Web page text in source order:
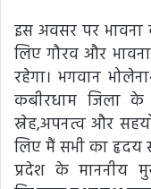
इस अवसर पर
लिए गौरव और
रहेगा। भगवान
कबीरधाम जिला के
स्नेह,अपनत्व और
लिए मैं सभी का हृदय
प्रदेश के माननीय